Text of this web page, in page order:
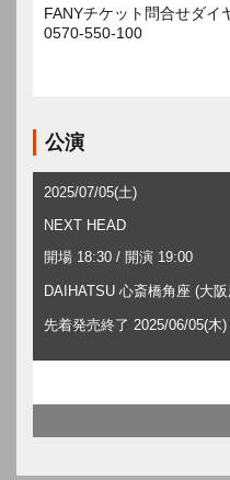
FANYチケット問合せダイ
0570-550-100
公演
2025/07/05(土)
NEXT HEAD
開場 18:30 / 開演 19:00
DAIHATSU 心斎橋角座 (大
先着発売終了 2025/06/05(木